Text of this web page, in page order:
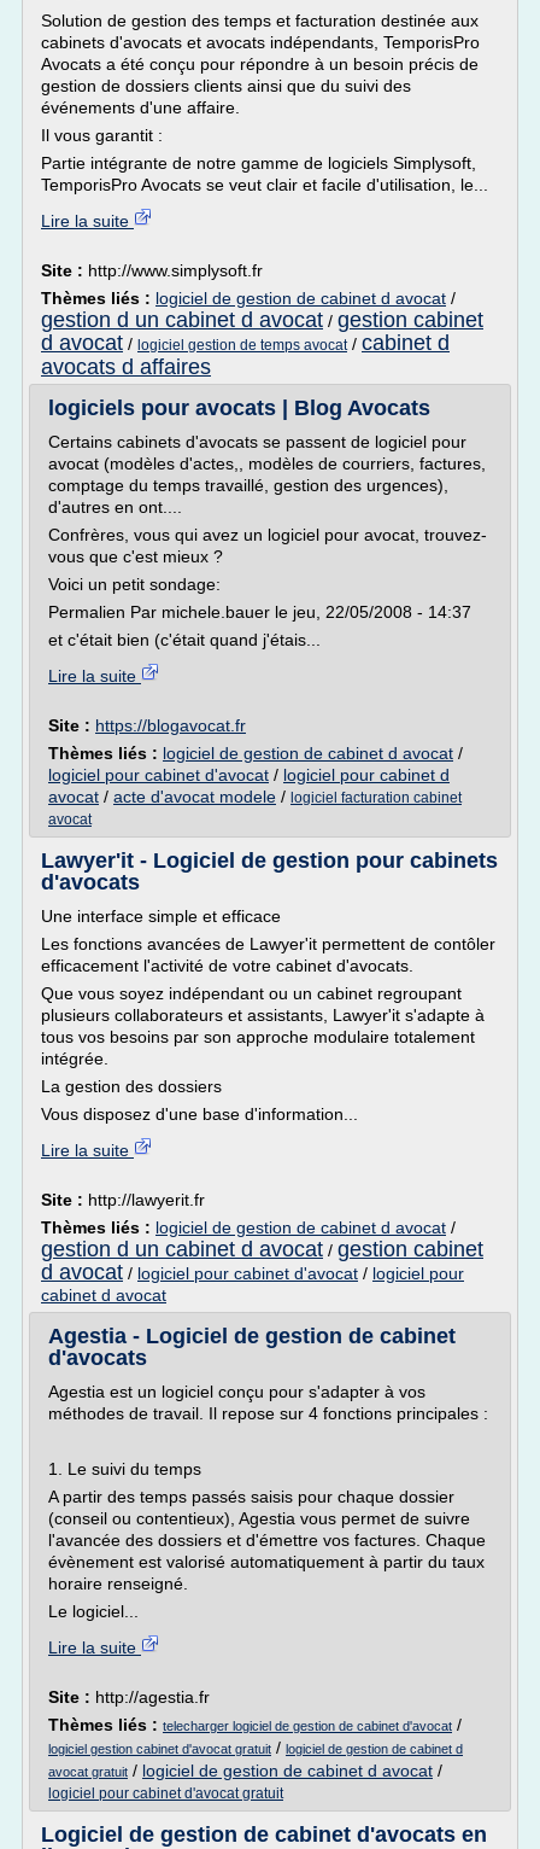
Solution de gestion des temps et facturation destinée aux
cabinets d'avocats et avocats indépendants, TemporisPro
Avocats a été conçu pour répondre à un besoin précis de
gestion de dossiers clients ainsi que du suivi des
événements d'une affaire.
Il vous garantit :
Partie intégrante de notre gamme de logiciels Simplysoft,
TemporisPro Avocats se veut clair et facile d'utilisation, le...
Lire la suite
Site : http://www.simplysoft.fr
Thèmes liés : logiciel de gestion de cabinet d avocat /
gestion d un cabinet d avocat / gestion cabinet
d avocat / logiciel gestion de temps avocat/ cabinet d
avocats d affaires
logiciels pour avocats | Blog Avocats
Certains cabinets d'avocats se passent de logiciel pour
avocat (modèles d'actes,, modèles de courriers, factures,
comptage du temps travaillé, gestion des urgences),
d'autres en ont....
Confrères, vous qui avez un logiciel pour avocat, trouvez-
vous que c'est mieux ?
Voici un petit sondage:
Permalien Par michele.bauer le jeu, 22/05/2008 - 14:37
et c'était bien (c'était quand j'étais...
Lire la suite
Site : https://blogavocat.fr
Thèmes liés : logiciel de gestion de cabinet d avocat /
logiciel pour cabinet d'avocat / logiciel pour cabinet d
avocat / acte d'avocat modele / logiciel facturation cabinet
avocat
Lawyer'it - Logiciel de gestion pour cabinets
d'avocats
Une interface simple et efficace
Les fonctions avancées de Lawyer'it permettent de contôler
efficacement l'activité de votre cabinet d'avocats.
Que vous soyez indépendant ou un cabinet regroupant
plusieurs collaborateurs et assistants, Lawyer'it s'adapte à
tous vos besoins par son approche modulaire totalement
intégrée.
La gestion des dossiers
Vous disposez d'une base d'information...
Lire la suite
Site : http://lawyerit.fr
Thèmes liés : logiciel de gestion de cabinet d avocat /
gestion d un cabinet d avocat / gestion cabinet
d avocat / logiciel pour cabinet d'avocat / logiciel pour
cabinet d avocat
Agestia - Logiciel de gestion de cabinet
d'avocats
Agestia est un logiciel conçu pour s'adapter à vos
méthodes de travail. Il repose sur 4 fonctions principales :
1. Le suivi du temps
A partir des temps passés saisis pour chaque dossier
(conseil ou contentieux), Agestia vous permet de suivre
l'avancée des dossiers et d'émettre vos factures. Chaque
évènement est valorisé automatiquement à partir du taux
horaire renseigné.
Le logiciel...
Lire la suite
Site : http://agestia.fr
Thèmes liés : telecharger logiciel de gestion de cabinet d'avocat /
logiciel gestion cabinet d'avocat gratuit / logiciel de gestion de cabinet d
avocat gratuit / logiciel de gestion de cabinet d avocat /
logiciel pour cabinet d'avocat gratuit
Logiciel de gestion de cabinet d'avocats en